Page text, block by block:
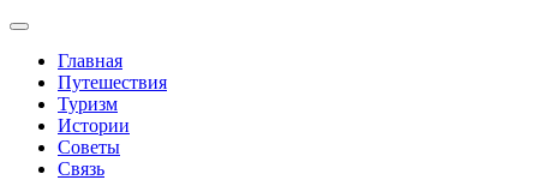
Главная
Путешествия
Туризм
Истории
Советы
Связь